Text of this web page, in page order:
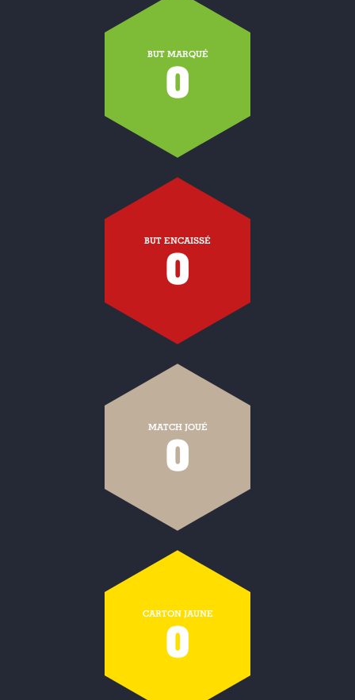
BUT MARQUÉ
0
BUT ENCAISSÉ
0
MATCH JOUÉ
0
CARTON JAUNE
0